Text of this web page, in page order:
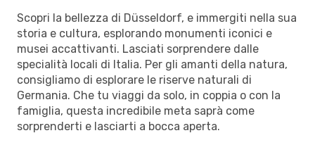
Scopri la bellezza di Düsseldorf, e immergiti nella sua
storia e cultura, esplorando monumenti iconici e
musei accattivanti. Lasciati sorprendere dalle
specialità locali di Italia. Per gli amanti della natura,
consigliamo di esplorare le riserve naturali di
Germania. Che tu viaggi da solo, in coppia o con la
famiglia, questa incredibile meta saprà come
sorprenderti e lasciarti a bocca aperta.